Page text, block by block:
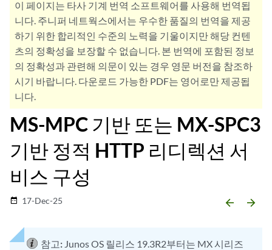
이 페이지는 타사 기계 번역 소프트웨어를 사용해 번역됩
니다. 주니퍼 네트웍스에서는 우수한 품질의 번역을 제공
하기 위한 합리적인 수준의 노력을 기울이지만 해당 컨텐
츠의 정확성을 보장할 수 없습니다. 본 번역에 포함된 정보
의 정확성과 관련해 의문이 있는 경우 영문 버전을 참조하
시기 바랍니다. 다운로드 가능한 PDF는 영어로만 제공됩
니다.
MS-MPC 기반 또는 MX-SPC3
기반 정적 HTTP 리디렉션 서
비스 구성
date_range 17-Dec-25 arrow_backward arrow_forward
참고: Junos OS 릴리스 19.3R2부터는 MX 시리즈